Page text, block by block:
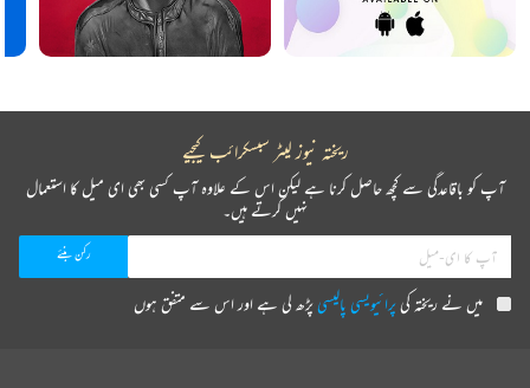
ریختہ نیوز لیٹر سبسکرائب کیجیے
آپ کو باقاعدگی سے کچھ حاصل کرنا ہے لیکن اس کے علاوہ آپ کسی بھی ای میل کا استعمال
نہیں کرتے ہیں۔
میں نے ریختہ کیپرائیویسی پالیسیپڑھ لی ہے اور اس سے متفق ہوں